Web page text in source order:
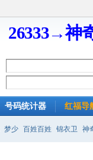
26333→神
号码统计器 红福导
梦少 百姓百姓 锦衣卫 神